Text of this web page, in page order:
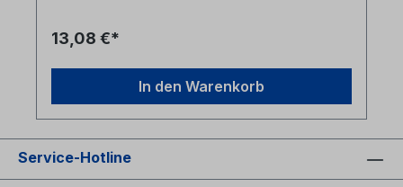
13,08 €*
In den Warenkorb
Service-Hotline